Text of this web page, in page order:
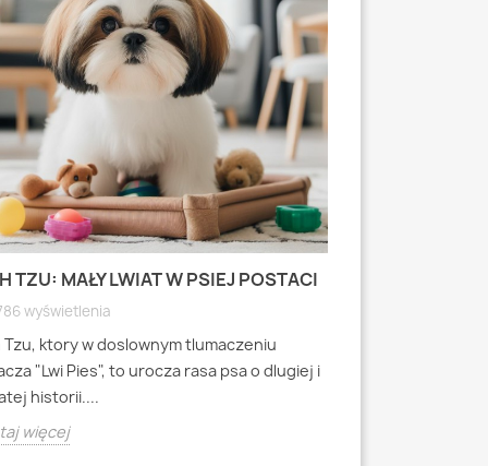
TZU: MAŁY LWIAT W PSIEJ POSTACI
wyświetlenia
Tzu, ktory w doslownym tlumaczeniu
"Lwi Pies", to urocza rasa psa o dlugiej i
historii....
więcej